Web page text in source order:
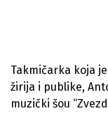
Takmičarka koja
žirija i publike,
muzički šou